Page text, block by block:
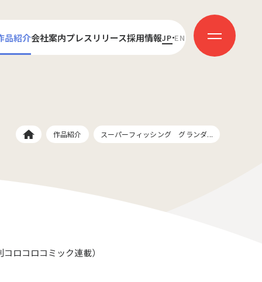
品紹介会社案内プレスリリース採用情報JP EN
作品紹介 スーパーフィッシング グランダ...
ロコロコミック連載）